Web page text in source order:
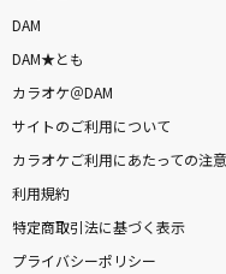
DAM
DAM★とも
カラオケ＠DAM
サイトのご利用について
カラオケご利用にあたっての注
利用規約
特定商取引法に基づく表示
プライバシーポリシー